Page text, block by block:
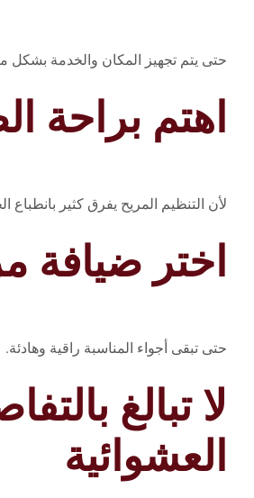
حتى يتم تجهيز المكان والخدمة بشكل
اهتم براحة
لأن التنظيم المريح يفرق كثير بانطباع
اختر ضيافة
حتى تبقى أجواء المناسبة راقية وهادئة.
لا تبالغ
العشوائية